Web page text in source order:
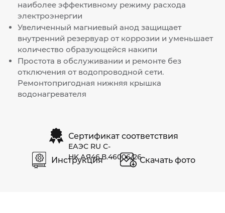
наиболее эффективному режиму расхода
электроэнергии
Увеличенный магниевый анод защищает
внутренний резервуар от коррозии и уменьшает
количество образующейся накипи
Простота в обслуживании и ремонте без
отключения от водопроводной сети.
Ремонтопригодная нижняя крышка
водонагревателя
Сертификат соответствия
ЕАЭС RU С-
HK.АЯ46.В.46006/26
Инструкция Скачать фото